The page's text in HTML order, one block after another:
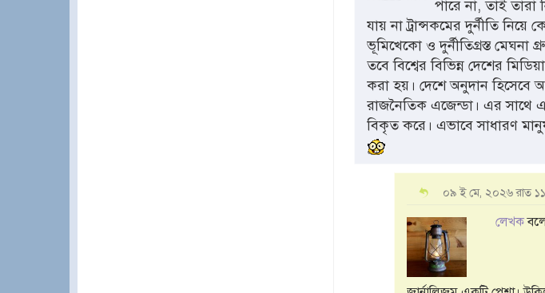
পারে না, তাই
যায় না ট্রান্সকমের দুর্নীতি
ভূমিখেকো ও দুর্নীতিগ্রস্ত মেঘনা
তবে বিশ্বের বিভিন্ন দেশের
করা হয়। দেশে অনুদান হিসেবে
রাজনৈতিক এজেন্ডা। এর সাথে
বিকৃত করে। এভাবে সাধারণ
০৯ ই মে, ২০২৬ রাত
লেখক